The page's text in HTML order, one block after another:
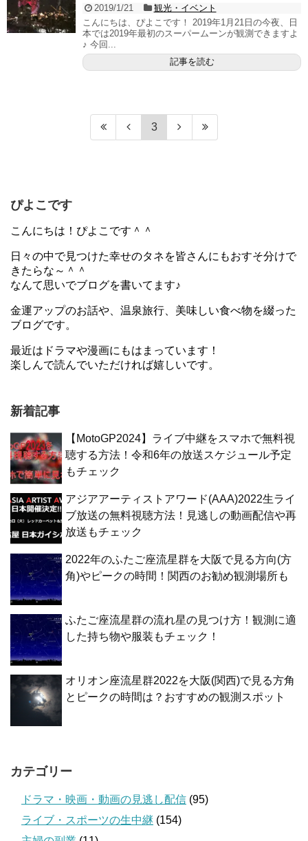
2019/1/21
観光・イベント
こんにちは、ぴよこです！ 2019年1月21日の今夜、日
本では2019年最初のスーパームーンが観測できますよ
♪ 今回...
記事を読む
3
ぴよこです
こんにちは！ぴよこです＾＾
日々の中で見つけた幸せのタネを皆さんにもおすそ分けで
きたらな～＾＾
なんて思いでブログを書いてます♪
金運アップのお話や、温泉旅行、美味しい食べ物を綴った
ブログです。
最近はドラマや漫画にもはまっています！
楽しんで読んでいただければ嬉しいです。
新着記事
【MotoGP2024】ライブ中継をスマホで無料視
聴する方法！令和6年の放送スケジュール予定
もチェック
アジアアーティストアワード(AAA)2022生ライ
ブ放送の無料視聴方法！見逃しの動画配信や再
放送もチェック
2022年のふたご座流星群を大阪で見る方向(方
角)やピークの時間！関西のお勧め観測場所も
ふたご座流星群の流れ星の見つけ方！観測に適
した持ち物や服装もチェック！
オリオン座流星群2022を大阪(関西)で見る方角
とピークの時間は？おすすめの観測スポット
カテゴリー
ドラマ・映画・動画の見逃し配信 (95)
ライブ・スポーツの生中継 (154)